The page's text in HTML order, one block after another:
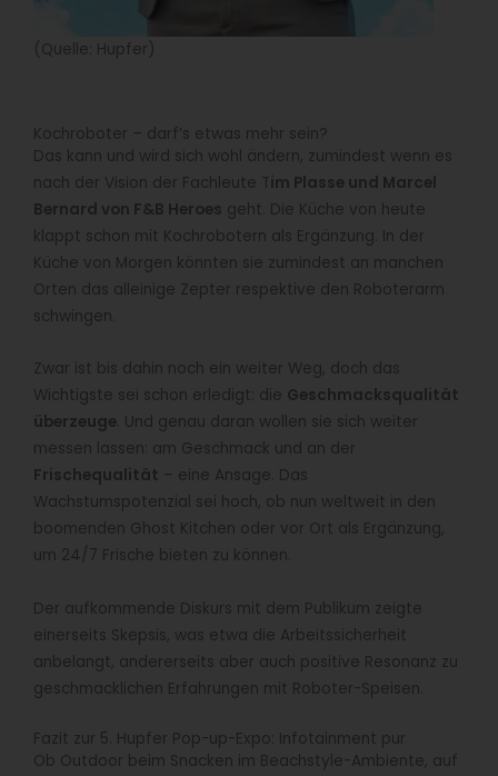
(Quelle: Hupfer)
Kochroboter – darf’s etwas mehr sein?
Das kann und wird sich wohl ändern, zumindest wenn es
nach der Vision der Fachleute Tim Plasse und Marcel
Bernard von F&B Heroes geht. Die Küche von heute
klappt schon mit Kochrobotern als Ergänzung. In der
Küche von Morgen könnten sie zumindest an manchen
Orten das alleinige Zepter respektive den Roboterarm
schwingen.
Zwar ist bis dahin noch ein weiter Weg, doch das
Wichtigste sei schon erledigt: die Geschmacksqualität
überzeuge . Und genau daran wollen sie sich weiter
messen lassen: am Geschmack und an der
Frischequalität – eine Ansage. Das
Wachstumspotenzial sei hoch, ob nun weltweit in den
boomenden Ghost Kitchen oder vor Ort als Ergänzung,
um 24/7 Frische bieten zu können.
Der aufkommende Diskurs mit dem Publikum zeigte
einerseits Skepsis, was etwa die Arbeitssicherheit
anbelangt, andererseits aber auch positive Resonanz zu
geschmacklichen Erfahrungen mit Roboter-Speisen.
Fazit zur 5. Hupfer Pop-up-Expo: Infotainment pur
Ob Outdoor beim Snacken im Beachstyle-Ambiente, auf